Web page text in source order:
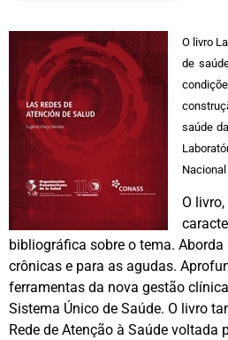
O livro
de
saúde
O
bibliográfica sobre o tema.
crônicas e para as agudas.
ferramentas da nova gestão
Sistema Único de Saúde. O livro
Rede de Atenção à Saúde